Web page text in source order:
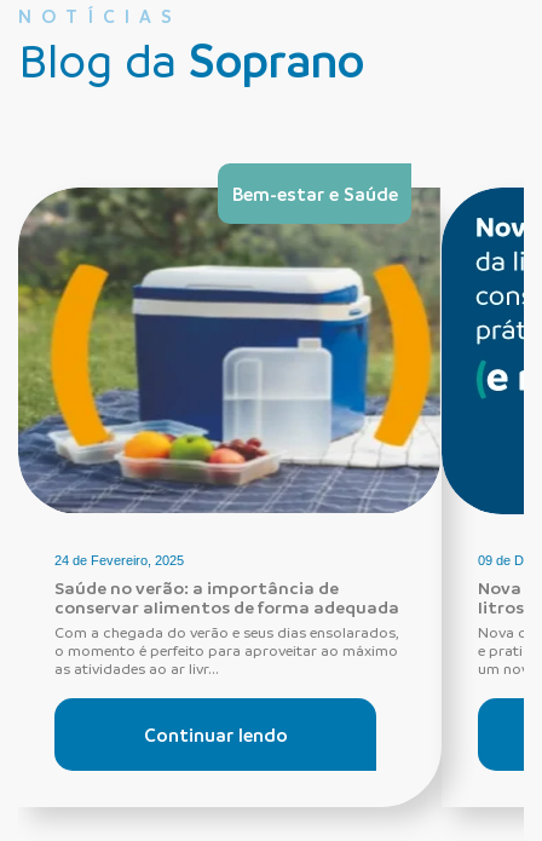
NOTÍCIAS
Blog da Soprano
Bem-estar e Saúde
24 de Fevereiro, 2025
Saúde no verão: a importância de
conservar alimentos de forma adequada
Com a chegada do verão e seus dias ensolarados,
o momento é perfeito para aproveitar ao máximo
as atividades ao ar livr...
Continuar lendo
09 de
Nova
litros
Nova
e
um novo